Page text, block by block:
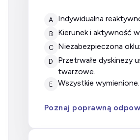
A indywidualna
B kierunek i aktywność
C niezabezpieczona
D
przetrwałe dyskinezy ustno-
twarzowe.
E wszystkie wymienione.
Poznaj poprawną